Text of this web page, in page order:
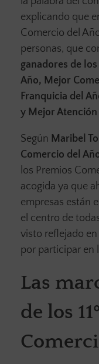
explicando que
Comercio del
personas, que
ganadores de
Año, Mejor
Franquicia del
y Mejor
Según Maribel
Comercio del
los Premios
acogida ya que
empresas están
el centro de
visto reflejado en
por participar en
Las
de los